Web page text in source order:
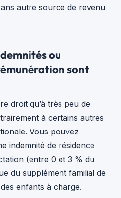
autre source de revenu
ou
sont
droit qu’à très peu de
à certains autres
Vous pouvez
indemnité de résidence
(entre 0 et 3 % du
du supplément familial de
enfants à charge.